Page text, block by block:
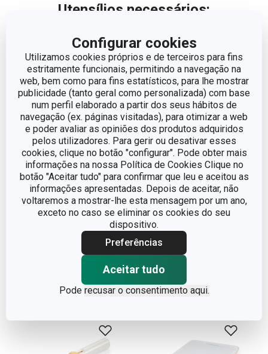
Configurar cookies
Utilizamos cookies próprios e de terceiros para fins
estritamente funcionais, permitindo a navegação na
web, bem como para fins estatísticos, para lhe mostrar
publicidade (tanto geral como personalizada) com base
num perfil elaborado a partir dos seus hábitos de
navegação (ex. páginas visitadas), para otimizar a web
e poder avaliar as opiniões dos produtos adquiridos
pelos utilizadores. Para gerir ou desativar esses
cookies, clique no botão "configurar". Pode obter mais
informações na nossa Política de Cookies Clique no
botão "Aceitar tudo" para confirmar que leu e aceitou as
informações apresentadas. Depois de aceitar, não
voltaremos a mostrar-lhe esta mensagem por um ano,
exceto no caso se eliminar os cookies do seu
dispositivo.
Preferências
Aceitar tudo
Pode recusar o consentimento aqui.
Utensílios necessários:
Cortador de massa
folhada DELÍCIA
Disponível na loja online
Ralador raso PRESTO
€ 6,90
Disponível na loja online
COMPRAR